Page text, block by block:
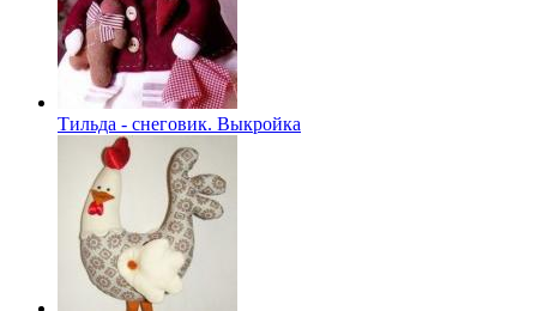
Тильда - снеговик. Выкройка